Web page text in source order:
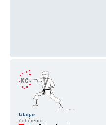
falagar
Adhérente